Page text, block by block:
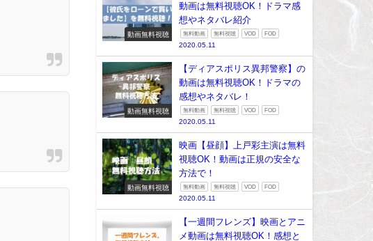
動画無料視聴
動画は無料視聴OK！ドラマ感
想やネタバレ紹介
無料動画 無料視聴 VOD FOD
2020.05.11
動画無料視聴
【ディアスポリス異邦警察】の
動画は無料視聴OK！ドラマの
感想やネタバレ！
無料動画 無料視聴 VOD FOD
2020.05.11
動画無料視聴
映画【昼顔】上戸彩主演は無料
視聴OK！動画は正規の安全な
方法で！
無料動画 無料視聴 VOD FOD
2020.05.11
【一週間フレンズ】映画とアニ
メ動画は無料視聴OK！感想と